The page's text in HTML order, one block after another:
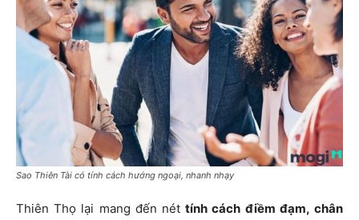
Sao Thiên Tài có tính cách hướng ngoại, nhanh nhạy
Thiên Thọ lại mang đến nét tính cách điềm đạm, chân